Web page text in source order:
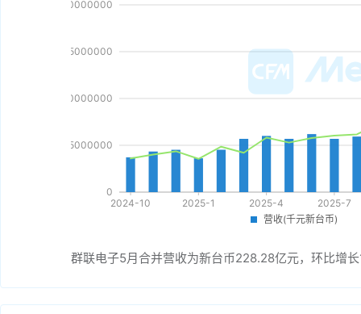
群联电子5月合并营收为新台币228.28亿元，环比增